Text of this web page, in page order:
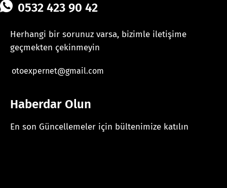
0532 423 90 42
Herhangi bir sorunuz varsa, bizimle iletişime
geçmekten çekinmeyin
otoexpernet@gmail.com
Haberdar Olun
En son Güncellemeler için bültenimize katılın